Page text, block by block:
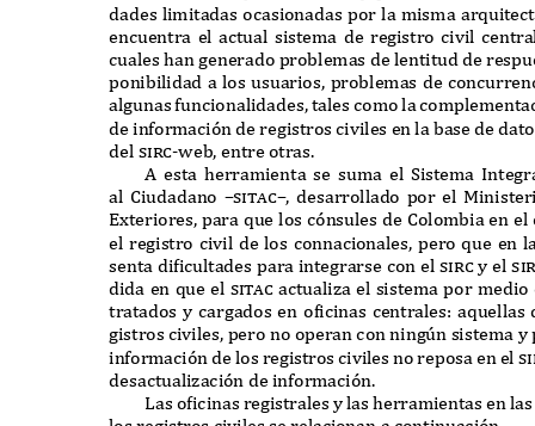
dades limitadas ocasionadas por la misma arq
encuentra el actual sistema de registro civil
cuales han generado problemas de lentitud de
ponibilidad a los usuarios, problemas de
algunasfuncionalidades,tales como la
de información de registros civiles en la base de
del sirc-web,entre otras.
Aesta herramienta se suma el Sistema I
al Ciudadano –sitac–,desarrollado por el M
Exteriores, para que los cónsules de Colombia en el
el registro civil de los connacionales,peroque en
senta dificultades para integrarse con el sircy el
dida en que el sitacactualiza el sistema por
tratados y cargados en oficinas centrales:aquellas
gistros civiles, pero no operan con ningún sistema y
información de los registros civiles no reposa en el
desactualización de información.
Las oficinas registrales y las herramientas en